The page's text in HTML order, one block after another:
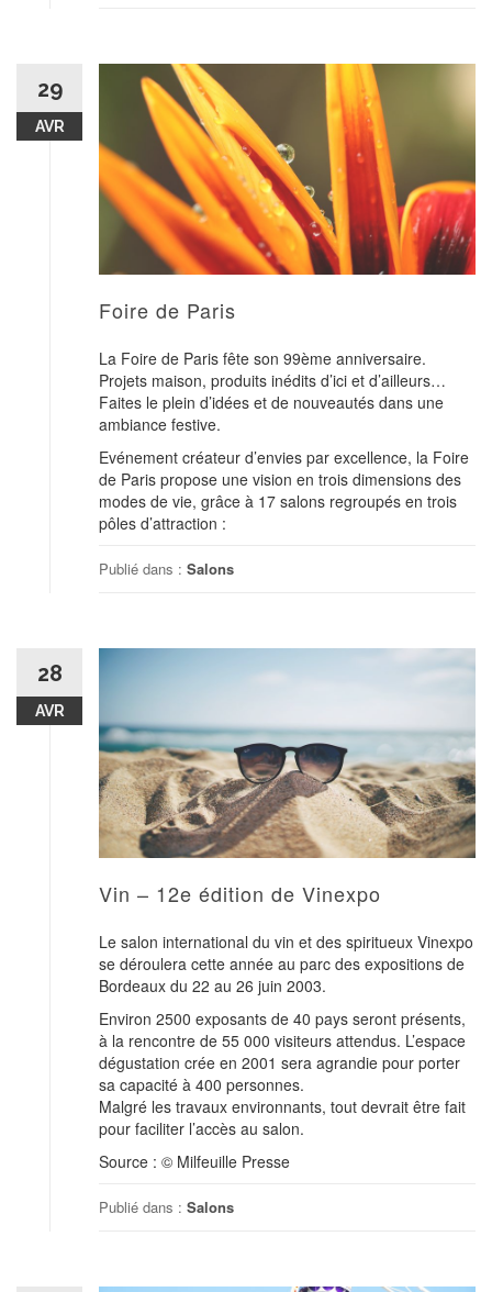
29
AVR
Foire de Paris
La Foire de Paris fête son 99ème anniversaire.
Projets maison, produits inédits d’ici et d’ailleurs…
Faites le plein d’idées et de nouveautés dans une
ambiance festive.
Evénement créateur d’envies par excellence, la Foire
de Paris propose une vision en trois dimensions des
modes de vie, grâce à 17 salons regroupés en trois
pôles d’attraction :
Publié dans : Salons
28
AVR
Vin – 12e édition de Vinexpo
Le salon international du vin et des spiritueux Vinexpo
se déroulera cette année au parc des expositions de
Bordeaux du 22 au 26 juin 2003.
Environ 2500 exposants de 40 pays seront présents,
à la rencontre de 55 000 visiteurs attendus. L’espace
dégustation crée en 2001 sera agrandie pour porter
sa capacité à 400 personnes.
Malgré les travaux environnants, tout devrait être fait
pour faciliter l’accès au salon.
Source : © Milfeuille Presse
Publié dans : Salons